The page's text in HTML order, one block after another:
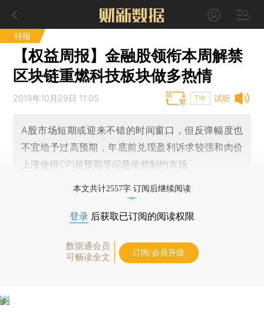
特报
【权益周报】金融股领衔本周解禁
区块链重燃科技板块做多热情
试听
2019年10月29日 11:05 T中
A股市场短期或迎来不错的时间窗口，但反弹幅度也
不宜给予过高预期，年底前兑现盈利诉求较强和肉价
上涨使得CPI超预期等问题依然制约市场
本文共计2557字 订阅后继续阅读
登录 后获取已订阅的阅读权限
数据通会员
可畅读全文
订阅/会员升级